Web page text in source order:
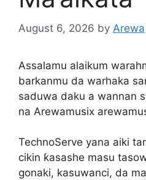
August 6, 2026 by Arewa
Assalamu alaikum
barkanmu da warhaka
saduwa daku a wannan
na Arewamusix
TechnoServe yana aiki
cikin ƙasashe masu
gonaki, kasuwanci, da